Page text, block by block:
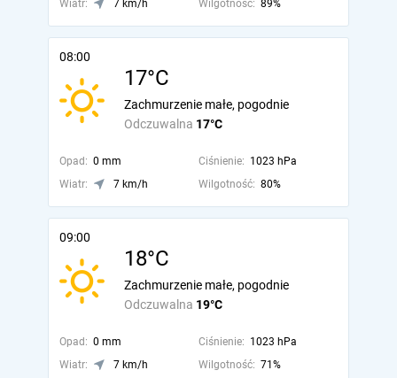
Wiatr: 7 km/h Wilgotność: 89%
08:00
17°C
Odczuwalna 17°C
Zachmurzenie małe, pogodnie
Opad: 0 mm Ciśnienie: 1023 hPa
Wiatr:
7 km/h Wilgotność: 80%
09:00
18°C
Odczuwalna 19°C
Zachmurzenie małe, pogodnie
Opad: 0 mm Ciśnienie: 1023 hPa
Wiatr:
7 km/h Wilgotność: 71%